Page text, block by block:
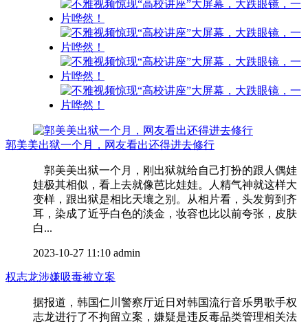
郭美美出狱一个月，网友看出还得进去修行
郭美美出狱一个月，刚出狱就给自己打扮的跟人偶娃
娃极其相似，看上去就像芭比娃娃。人精气神就这样大
变样，跟出狱是相比天壤之别。从相片看，头发剪到齐
耳，染成了近乎白色的淡金，妆容也比以前夸张，皮肤
白...
2023-10-27 11:10 admin
权志龙涉嫌吸毒被立案
据报道，韩国仁川警察厅近日对韩国流行音乐男歌手权
志龙进行了不拘留立案，嫌疑是违反毒品类管理相关法